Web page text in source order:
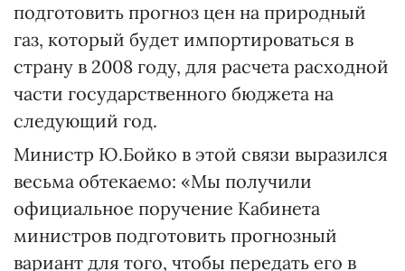
подготовить прогноз цен на природный
газ, который будет импортироваться в
страну в 2008 году, для расчета расходной
части государственного бюджета на
следующий год.
Министр Ю.Бойко в этой связи выразился
весьма обтекаемо: «Мы получили
официальное поручение Кабинета
министров подготовить прогнозный
вариант для того, чтобы передать его в